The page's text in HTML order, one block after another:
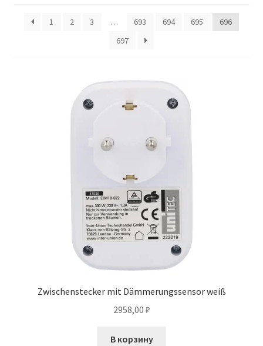
1 2 3 … 693 694 695
696
697
Zwischenstecker mit Dämmerungssensor weiß
2958,00 ₽
В корзину